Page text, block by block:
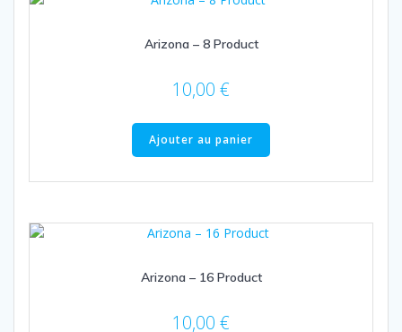
Arizona – 8 Product
10,00 €
Ajouter au panier
Arizona – 16 Product
10,00 €